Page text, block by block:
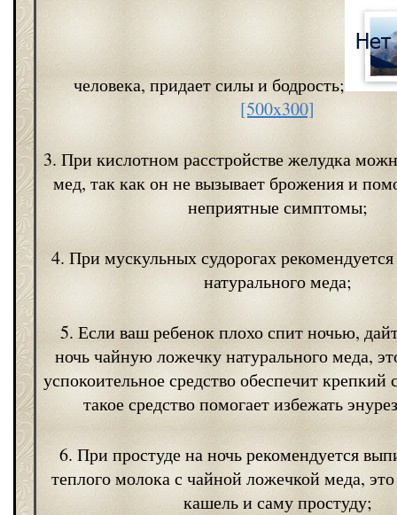
человека, придает силы и бодрость;
[500x300]
3. При кислотном расстройстве желудка
мед, так как он не вызывает брожения и
неприятные симптомы;
4. При мускульных судорогах
натурального меда;
5. Если ваш ребенок плохо спит ночью,
ночь чайную ложечку натурального меда,
успокоительное средство обеспечит крепкий
такое средство помогает избежать
6. При простуде на ночь рекомендуется
теплого молока с чайной ложечкой меда,
кашель и саму простуду;